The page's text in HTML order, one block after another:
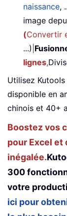
naissance,
image
(Convertir
...)
lignes,
Utilisez
disponible en
chinois et 40+
Boostez vos
pour Excel
inégalée.
300
votre
ici pour